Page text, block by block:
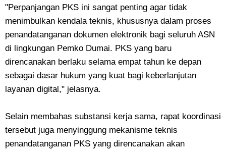
"Perpanjangan PKS ini sangat penting agar tidak
menimbulkan kendala teknis, khususnya dalam proses
penandatanganan dokumen elektronik bagi seluruh ASN
di lingkungan Pemko Dumai. PKS yang baru
direncanakan berlaku selama empat tahun ke depan
sebagai dasar hukum yang kuat bagi keberlanjutan
layanan digital," jelasnya.
Selain membahas substansi kerja sama, rapat koordinasi
tersebut juga menyinggung mekanisme teknis
penandatanganan PKS yang direncanakan akan